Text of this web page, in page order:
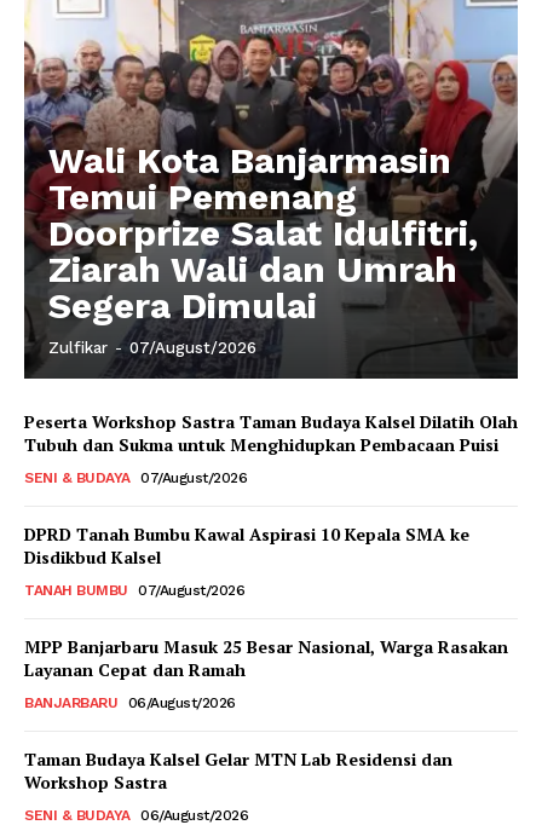
Wali Kota Banjarmasin
Temui Pemenang
Doorprize Salat Idulfitri,
Ziarah Wali dan Umrah
Segera Dimulai
Zulfikar - 07/August/2026
Peserta Workshop Sastra Taman Budaya Kalsel Dilatih Olah
Tubuh dan Sukma untuk Menghidupkan Pembacaan Puisi
SENI & BUDAYA 07/August/2026
DPRD Tanah Bumbu Kawal Aspirasi 10 Kepala SMA ke
Disdikbud Kalsel
TANAH BUMBU 07/August/2026
MPP Banjarbaru Masuk 25 Besar Nasional, Warga Rasakan
Layanan Cepat dan Ramah
BANJARBARU 06/August/2026
Taman Budaya Kalsel Gelar MTN Lab Residensi dan
Workshop Sastra
SENI & BUDAYA 06/August/2026